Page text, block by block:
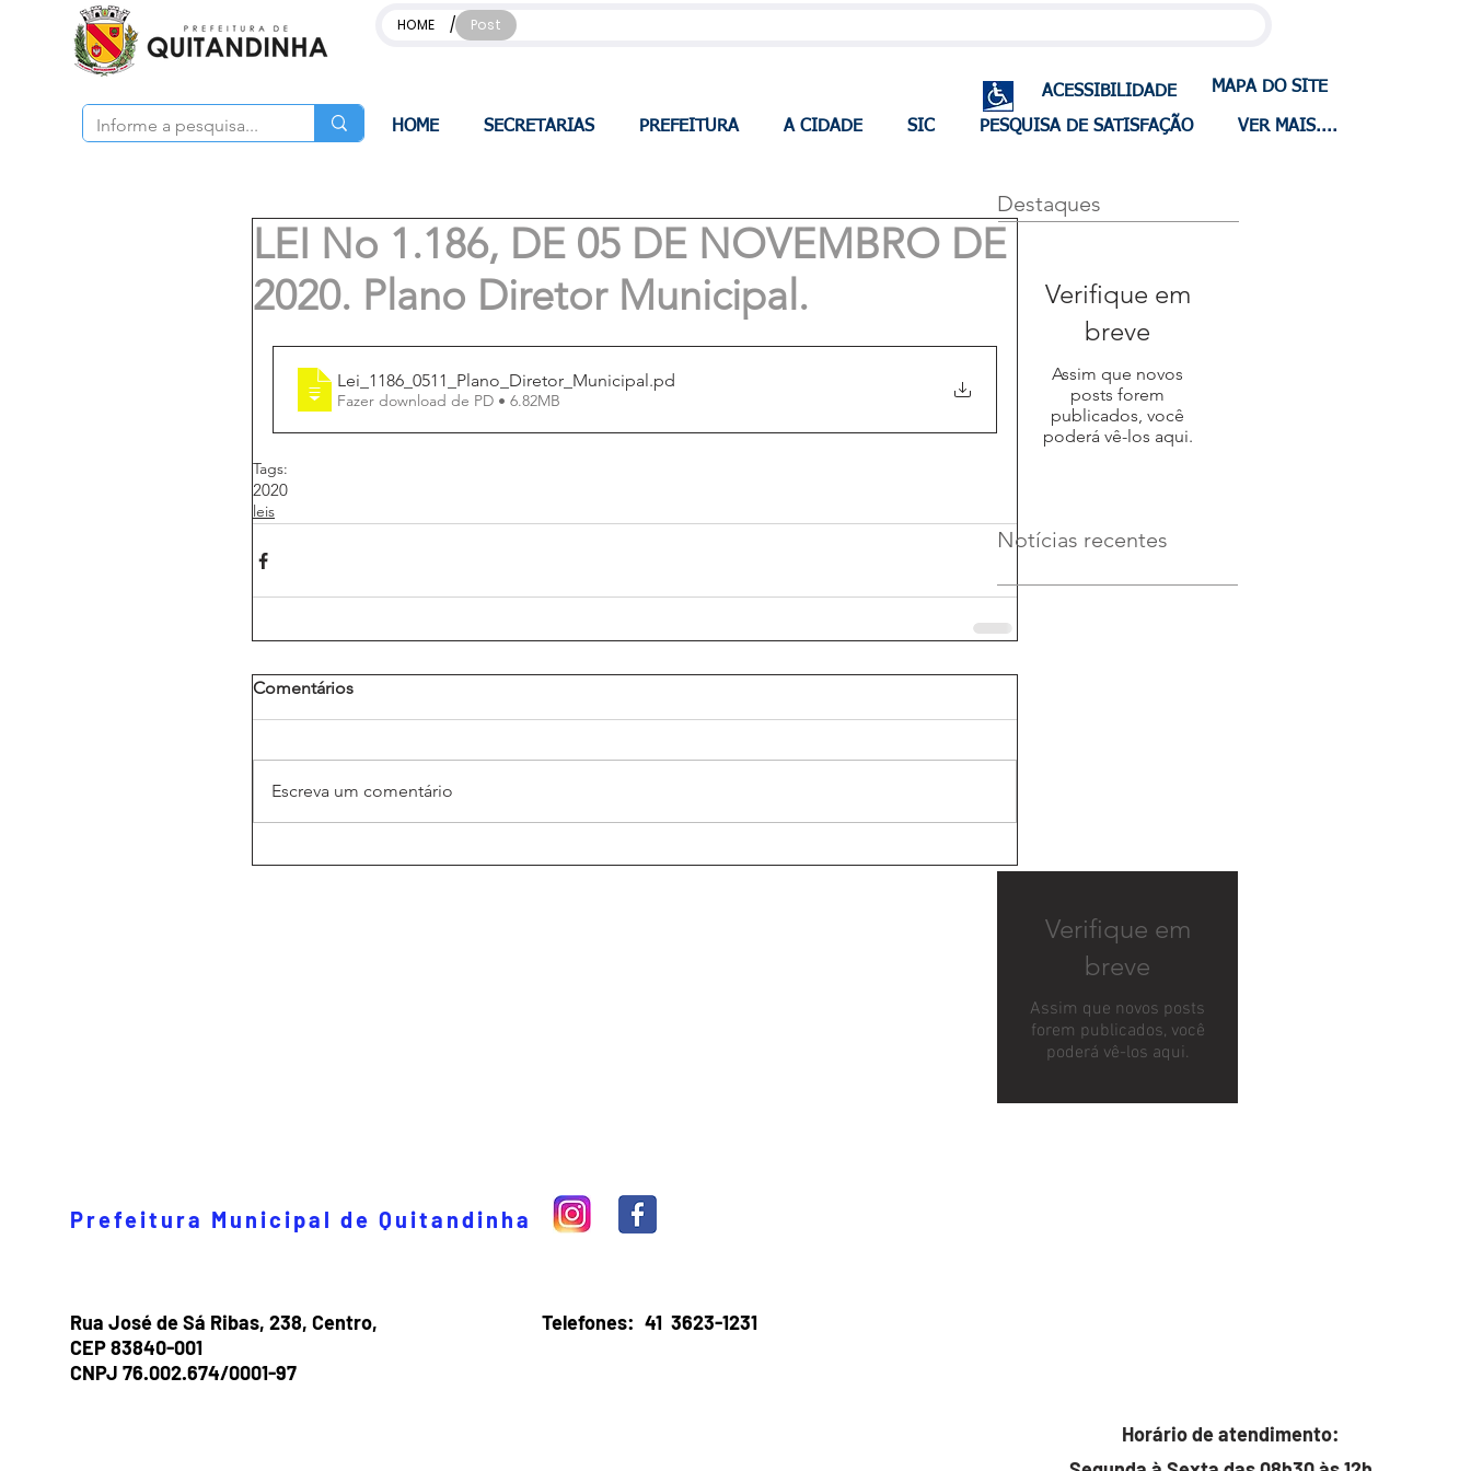
HOME / Post
ACESSIBILIDADE MAPA DO SITE
HOME SECRETARIAS PREFEITURA A CIDADE SIC PESQUISA DE SATISFAÇÃO VER MAIS....
LEI No 1.186, DE 05 DE NOVEMBRO DE
2020. Plano Diretor Municipal.
Lei_1186_0511_Plano_Diretor_Municipal.pd
Fazer download de PD • 6.82MB
Tags:
2020
leis
Comentários
Escreva um comentário
Destaques
Verifique em
breve
Assim que novos
posts forem
publicados, você
poderá vê-los aqui.
Notícias recentes
Verifique em
breve
Assim que novos posts
forem publicados, você
poderá vê-los aqui.
Prefeitura Municipal de Quitandinha
Rua José de Sá Ribas, 238, Centro,
CEP 83840-001
CNPJ 76.002.674/0001-97
Telefones: 41 3623-1231
Horário de atendimento: